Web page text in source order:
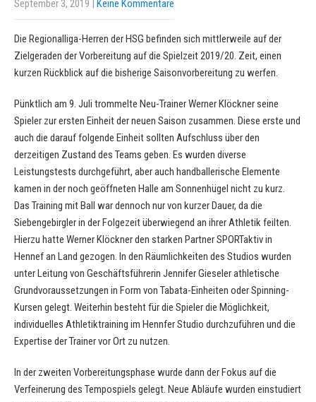
September 3, 2019 Keine Kommentare
Die Regionalliga-Herren der HSG befinden sich mittlerweile auf der
Zielgeraden der Vorbereitung auf die Spielzeit 2019/20. Zeit, einen
kurzen Rückblick auf die bisherige Saisonvorbereitung zu werfen.
Pünktlich am 9. Juli trommelte Neu-Trainer Werner Klöckner seine
Spieler zur ersten Einheit der neuen Saison zusammen. Diese erste und
auch die darauf folgende Einheit sollten Aufschluss über den
derzeitigen Zustand des Teams geben. Es wurden diverse
Leistungstests durchgeführt, aber auch handballerische Elemente
kamen in der noch geöffneten Halle am Sonnenhügel nicht zu kurz.
Das Training mit Ball war dennoch nur von kurzer Dauer, da die
Siebengebirgler in der Folgezeit überwiegend an ihrer Athletik feilten.
Hierzu hatte Werner Klöckner den starken Partner SPORTaktiv in
Hennef an Land gezogen. In den Räumlichkeiten des Studios wurden
unter Leitung von Geschäftsführerin Jennifer Gieseler athletische
Grundvoraussetzungen in Form von Tabata-Einheiten oder Spinning-
Kursen gelegt. Weiterhin besteht für die Spieler die Möglichkeit,
individuelles Athletiktraining im Hennfer Studio durchzuführen und die
Expertise der Trainer vor Ort zu nutzen.
In der zweiten Vorbereitungsphase wurde dann der Fokus auf die
Verfeinerung des Tempospiels gelegt. Neue Abläufe wurden einstudiert